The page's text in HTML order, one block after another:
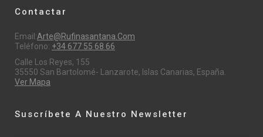
Contactar
Email:Arte@rufinasantana.com
Teléfono: +34 677 55 68 66
Calle Los Reyes, 155
35550 San Bartolomé- Lanzarote, Islas Canarias, España.
Ver Mapa
Suscríbete A Nuestro Newsletter